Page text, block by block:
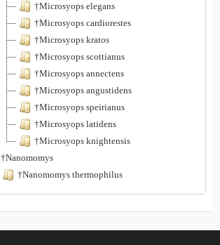
†Microsyops elegans
†Microsyops cardiorestes
†Microsyops kratos
†Microsyops scottianus
†Microsyops annectens
†Microsyops angustidens
†Microsyops speirianus
†Microsyops latidens
†Microsyops knightensis
†Nanomomys
†Nanomomys thermophilus